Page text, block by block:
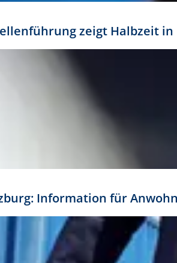
zeigt Halbzeit
Information für